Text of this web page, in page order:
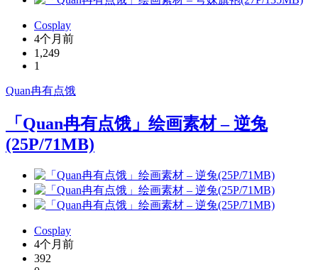
Cosplay
4个月前
1,249
1
Quan冉有点饿
「Quan冉有点饿」绘画素材 – 逆兔
(25P/71MB)
Cosplay
4个月前
392